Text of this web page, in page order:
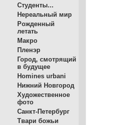
Студенты...
Нереальный мир
Рожденный
летать
Макро
Пленэр
Город, смотрящий
в будущее
Homines urbani
Нижний Новгород
Художественное
фото
Санкт-Петербург
Твари божьи